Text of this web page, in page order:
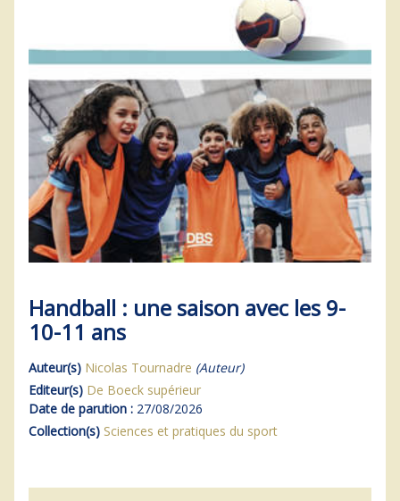
Handball : une saison avec les 9-
10-11 ans
Auteur(s) Nicolas Tournadre (Auteur)
Editeur(s) De Boeck supérieur
Date de parution : 27/08/2026
Collection(s) Sciences et pratiques du sport